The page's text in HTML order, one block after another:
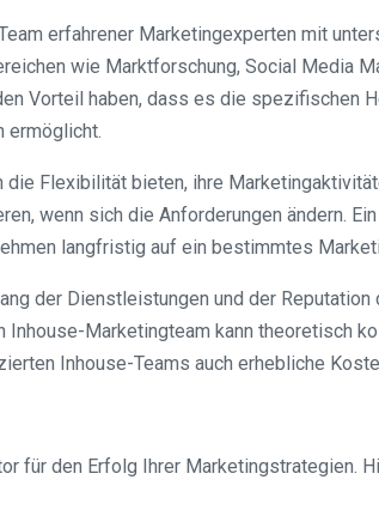
erfahrener Marketingexperten mit
wie Marktforschung, Social Media
Vorteil haben, dass es die spezifischen
ermöglicht.
Flexibilität bieten, ihre
wenn sich die Anforderungen ändern.
langfristig auf ein bestimmtes
der Dienstleistungen und der
Marketingteam kann theoretisch
Inhouse-Teams auch erhebliche
für den Erfolg Ihrer Marketingstrategien.